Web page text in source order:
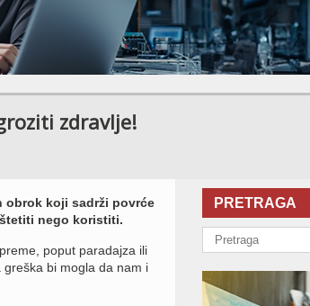
zdravlje!
obrok koji sadrži povrće
nego koristiti.
poput paradajza ili
bi mogla da nam i
PRETRAGA